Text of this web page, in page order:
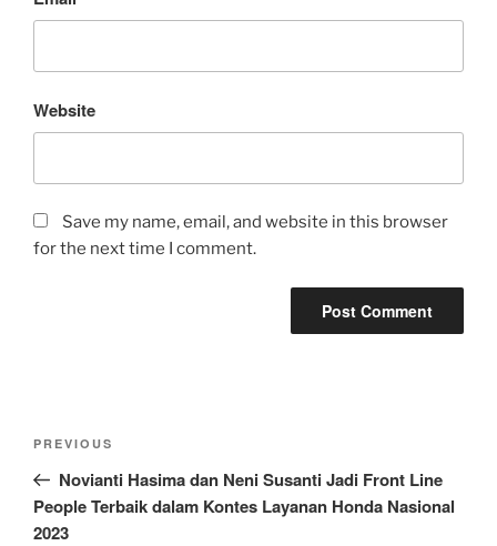
Website
Save my name, email, and website in this browser
for the next time I comment.
Previous
Post
PREVIOUS
Novianti Hasima dan Neni Susanti Jadi Front Line
People Terbaik dalam Kontes Layanan Honda Nasional
2023